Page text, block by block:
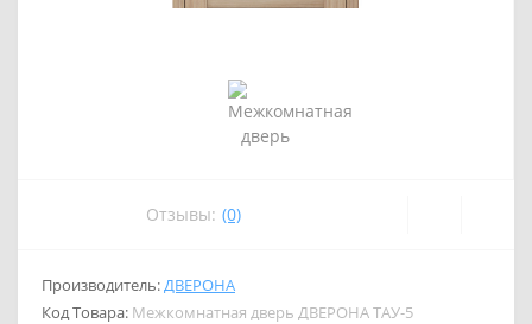
Отзывы: (0)
Производитель:ДВЕРОНА
Код Товара: Межкомнатная дверь ДВЕРОНА ТАУ-5